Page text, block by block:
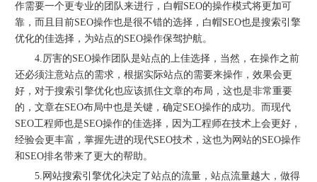
作需要一个更专业的团队来进行，白帽SEO的操作模式将更加可
靠，而且目前SEO操作也是很不错的选择，白帽SEO也是搜索引擎
优化的佳选择，为站点的SEO操作保驾护航。
4.厉害的SEO操作团队是站点的上佳选择，当然，在操作之前
还必须注意站点的需求，根据实际站点的需要来操作，效果会更
好，对于搜索引擎优化也应该抓住文章的布局，这也是非常重要
的，文章在SEO布局中也是关键，确定SEO操作的成功。而现代
SEO工程师也是SEO操作的佳选择，因为工程师在技术上会更好，
经验会更丰富，掌握先进的现代SEO技术，这也为网站的SEO操作
和SEO排名带来了更大的帮助。
5.网站搜索引擎优化决定了站点的流量，站点流量越大，做得